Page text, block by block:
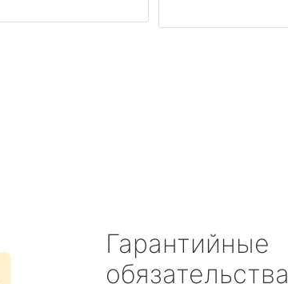
Гарантийные
обязательства